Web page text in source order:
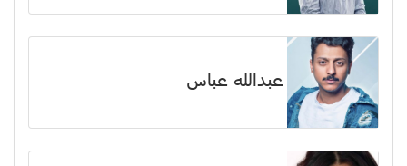
عبدالله عباس